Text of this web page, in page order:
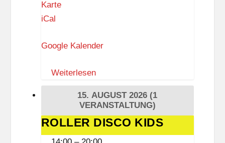
KarteI
e
o
r
-
iCal
Google Kalender
Weiterlesen
15. AUGUST 2026 (1
VERANSTALTUNG)
ROLLER
DISCO
ROLLER DISCO KIDS